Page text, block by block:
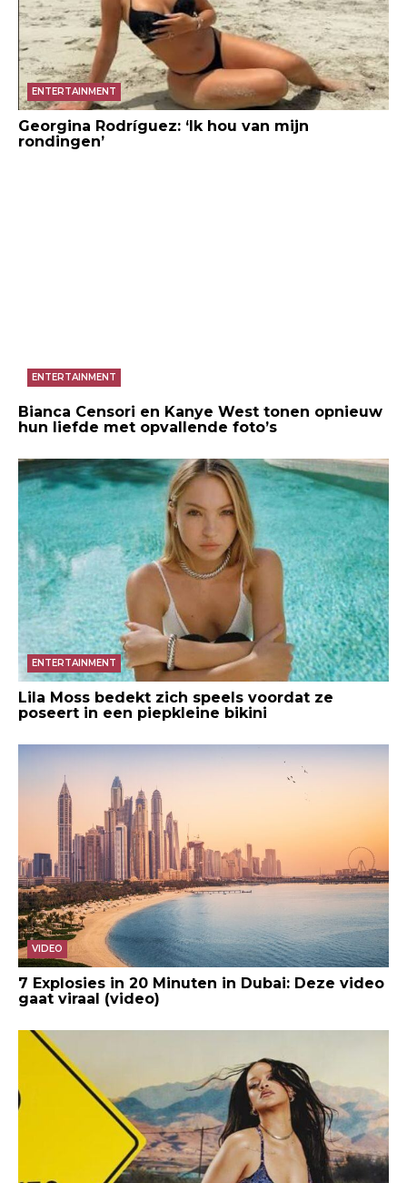
ENTERTAINMENT
Georgina Rodríguez: ‘Ik hou van mijn
rondingen’
ENTERTAINMENT
Bianca Censori en Kanye West tonen opnieuw
hun liefde met opvallende foto’s
ENTERTAINMENT
Lila Moss bedekt zich speels voordat ze
poseert in een piepkleine bikini
VIDEO
7 Explosies in 20 Minuten in Dubai: Deze video
gaat viraal (video)